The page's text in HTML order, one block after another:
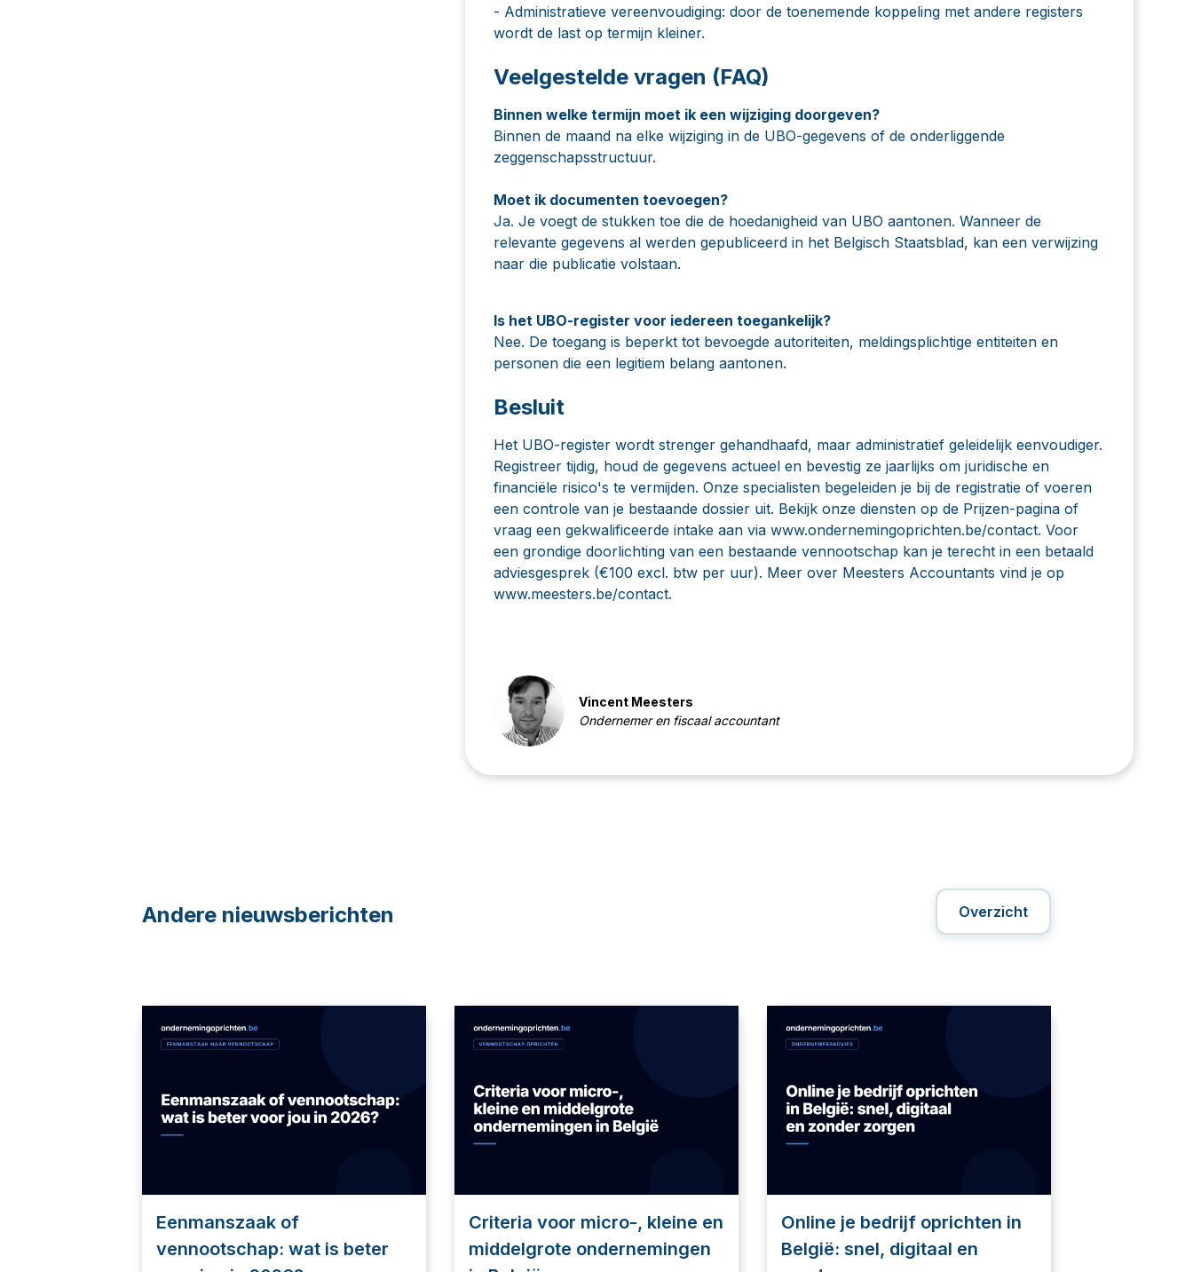
- Administratieve vereenvoudiging: door de toenemende koppeling met andere registers
wordt de last op termijn kleiner.
Veelgestelde vragen (FAQ)
Binnen welke termijn moet ik een wijziging doorgeven?
Binnen de maand na elke wijziging in de UBO-gegevens of de onderliggende
zeggenschapsstructuur.
Moet ik documenten toevoegen?
Ja. Je voegt de stukken toe die de hoedanigheid van UBO aantonen. Wanneer de
relevante gegevens al werden gepubliceerd in het Belgisch Staatsblad, kan een verwijzing
naar die publicatie volstaan.
Is het UBO-register voor iedereen toegankelijk?
Nee. De toegang is beperkt tot bevoegde autoriteiten, meldingsplichtige entiteiten en
personen die een legitiem belang aantonen.
Besluit
Het UBO-register wordt strenger gehandhaafd, maar administratief geleidelijk eenvoudiger.
Registreer tijdig, houd de gegevens actueel en bevestig ze jaarlijks om juridische en
financiële risico's te vermijden. Onze specialisten begeleiden je bij de registratie of voeren
een controle van je bestaande dossier uit. Bekijk onze diensten op de Prijzen-paginaof
vraag een gekwalificeerde intake aan via www.ondernemingoprichten.be/contact. Voor
een grondige doorlichting van een bestaande vennootschap kan je terecht in een betaald
adviesgesprek (€100 excl. btw per uur). Meer over Meesters Accountants vind je op
www.meesters.be/contact.
Vincent Meesters
Ondernemer en fiscaal accountant
Andere nieuwsberichten Overzicht
Eenmanszaak of
vennootschap: wat is beter
Criteria voor micro-, kleine en
middelgrote ondernemingen
Online je bedrijf oprichten in
België: snel, digitaal en